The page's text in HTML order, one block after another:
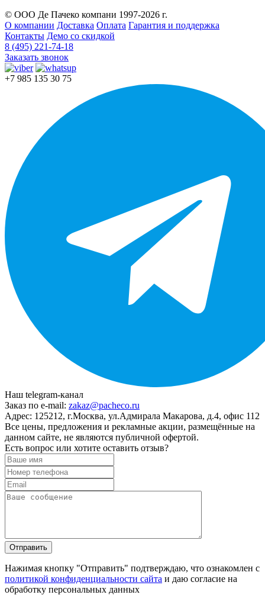
© ООО Де Пачеко компани 1997-2026 г.
О компании Доставка Оплата Гарантия и поддержка
Контакты Демо со скидкой
8 (495) 221-74-18
Заказать звонок
+7 985 135 30 75
Наш telegram-канал
Заказ по e-mail: zakaz@pacheco.ru
Адрес: 125212, г.Москва, ул.Адмирала Макарова, д.4, офис 112
Все цены, предложения и рекламные акции, размещённые на
данном сайте, не являются публичной офертой.
Есть вопрос или хотите оставить отзыв?
Нажимая кнопку "Отправить" подтверждаю, что ознакомлен с
политикой конфиденциальности сайта и даю согласие на
обработку персональных данных